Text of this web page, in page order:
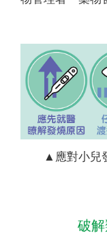
▲應對小兒
破